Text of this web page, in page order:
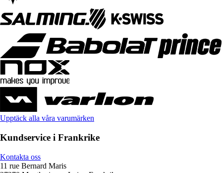
Upptäck alla våra varumärken
Kundservice i Frankrike
Kontakta oss
11 rue Bernard Maris